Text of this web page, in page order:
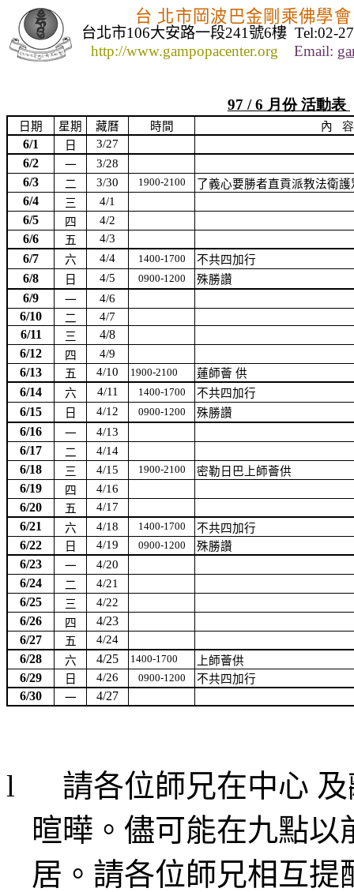
台 北市岡波巴金剛乘佛學會
台北市106大安路一段241號6樓 Tel:02-
http://www.gampopacenter.org
Email:
97 / 6 月份 活動表
日期 星期 藏曆 時間 內 容
6/1 日 3/27
6/2 一 3/28
6/3 二 3/30 1900-2100 了義心要勝者直貢派教法衛
6/4 三 4/1
6/5 四 4/2
6/6 五 4/3
6/7 六 4/4 1400-1700 不共四加行
6/8 日 4/5 0900-1200 殊勝讚
6/9 一 4/6
6/10 二 4/7
6/11 三
4/8
6/12
四 4/9
6/13 五 4/10 1900-2100 蓮師薈 供
6/14 六 4/11 1400-1700 不共四加行
6/15 日 4/12 0900-1200 殊勝讚
6/16 一 4/13
6/17 二 4/14
6/18 三 4/15 1900-2100 密勒日巴上師薈供
6/19 四 4/16
6/20 五 4/17
6/21 六 4/18 1400-1700 不共四加行
6/22 日 4/19 0900-1200 殊勝讚
6/23 一 4/20
6/24 二 4/21
6/25 三 4/22
6/26 四
4/23
6/27
五 4/24
6/28 六 4/25 1400-1700 上師薈供
6/29 日 4/26 0900-1200 不共四加行
6/30 一 4/27
l
請各位師兄在中心
暄曄。儘可能在九點
居。請各位師兄相互提